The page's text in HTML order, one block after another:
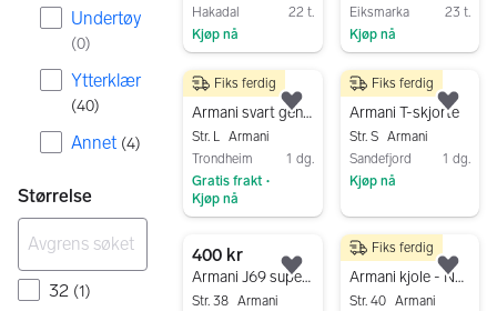
Undertøy
(0)
Ytterklær
(40)
Annet (4)
Størrelse
32 (1)
Hakadal
22 t.
Kjøp nå
Eiksmarka
23 t.
Kjøp nå
1 850 kr
Armani svart genser
Str. L Armani
Trondheim
1 dg.
Gratis frakt •
Kjøp nå
Fiks ferdig
Legg til som favoritt.
300 kr
Armani T-skjorte
Str. S Armani
Sandefjord
1 dg.
Kjøp nå
Fiks ferdig
Gå til annonsen
400 kr
Armani J69 super skinny bukse dame str 38 rosa bomull
Str. 38 Armani
Legg til som favoritt.
150 kr
Armani kjole - Nydelig rød/orange farge
Str. 40 Armani
Fiks ferdig